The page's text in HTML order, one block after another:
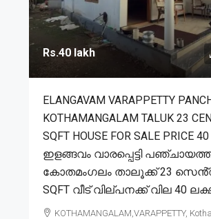
Rs.40 lakh
ELANGAVAM VARAPPETTY
KOTHAMANGALAM TALUK 23
SQFT HOUSE FOR SALE PRICE
ഇളങ്ങവം വാരപ്പെട്ടി
കോതമംഗലം താലൂക്ക് 23
SQFT വീട് വില്പനക്ക് വില 40
KOTHAMANGALAM,VARAPPETTY,